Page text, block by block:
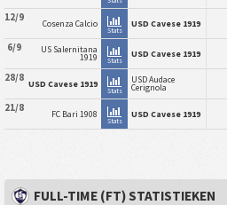
12/9 Cosenza Calcio
Stats
USD Cavese 1919
6/9 US Salernitana
1919 Stats
USD Cavese 1919
28/8 USD Cavese 1919
Stats
USD Audace
Cerignola
21/8 FC Bari 1908
Stats
USD Cavese 1919
FULL-TIME (FT) STATISTIEKEN